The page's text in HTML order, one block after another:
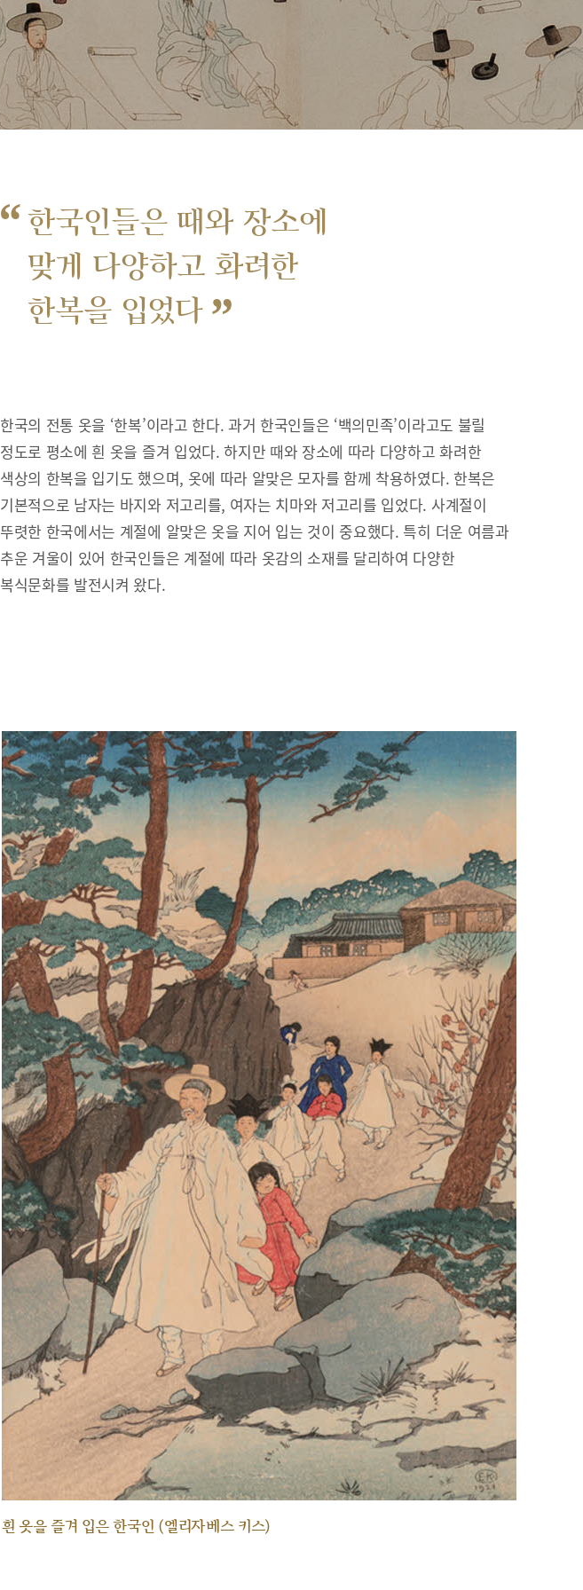
“ 한국인들은 때와 장소에
맞게 다양하고 화려한
한복을 입었다 ”
한국의 전통 옷을 ‘한복’이라고 한다. 과거 한국인들은 ‘백의민족’이라고도 불릴
정도로 평소에 흰 옷을 즐겨 입었다. 하지만 때와 장소에 따라 다양하고 화려한
색상의 한복을 입기도 했으며, 옷에 따라 알맞은 모자를 함께 착용하였다. 한복은
기본적으로 남자는 바지와 저고리를, 여자는 치마와 저고리를 입었다. 사계절이
뚜렷한 한국에서는 계절에 알맞은 옷을 지어 입는 것이 중요했다. 특히 더운 여름과
추운 겨울이 있어 한국인들은 계절에 따라 옷감의 소재를 달리하여 다양한
복식문화를 발전시켜 왔다.
흰 옷을 즐겨 입은 한국인 (엘리자베스 키스)